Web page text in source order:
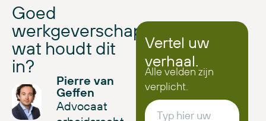
Goed
werkgeverschap:
wat houdt dit
in?
Pierre van
Geffen
Advocaat
Vertel uw
verhaal.
Alle velden zijn
verplicht.